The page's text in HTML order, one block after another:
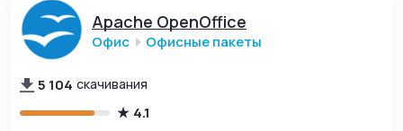
Apache OpenOffice
Офис Офисные пакеты
5 104 скачивания
4.1